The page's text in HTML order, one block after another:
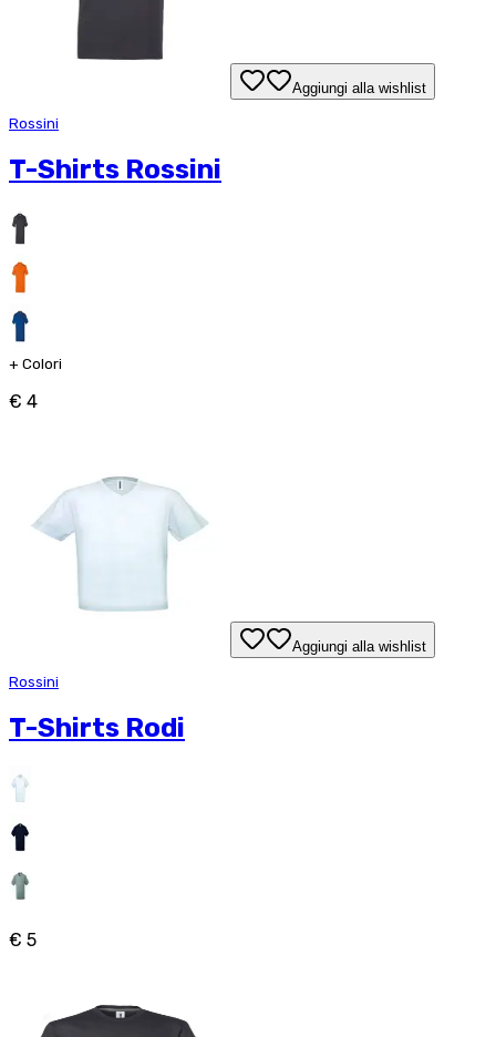
Aggiungi alla wishlist
Rossini
T-Shirts Rossini
+ Colori
€ 4
Aggiungi alla wishlist
Rossini
T-Shirts Rodi
€ 5